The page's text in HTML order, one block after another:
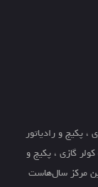
پکیج و رادیاتور
گازی ، پکیج و
مرکز سال‌هاست